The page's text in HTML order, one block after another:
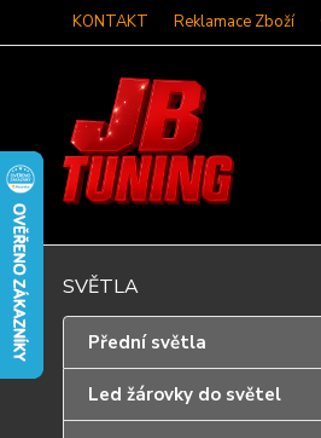
KONTAKT Reklamace Zboží
SVĚTLA
Přední světla
Led žárovky do světel